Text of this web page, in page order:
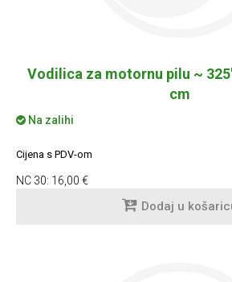
Vodilica za motornu pilu ~
cm
Na zalihi
Cijena s PDV-om
NC 30: 16,00 €
Dodaj u